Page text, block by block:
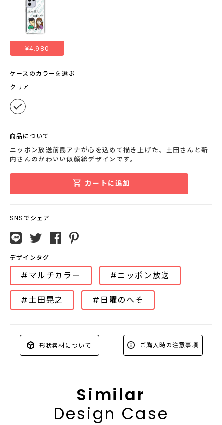
¥4,980
ケースのカラーを選ぶ
クリア
商品について
ニッポン放送前島アナが心を込めて描き上げた、土田さんと新
内さんのかわいい似顔絵デザインです。
カートに追加
SNSでシェア
デザインタグ
#マルチカラー #ニッポン放送
#土田晃之 #日曜のへそ
形状素材について ご購入時の注意事項
Similar
Design Case